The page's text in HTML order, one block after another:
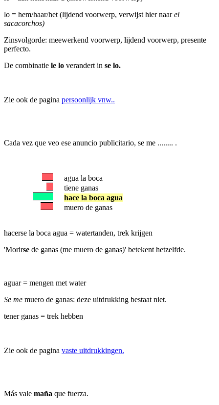
lo = hem/haar/het (lijdend voorwerp, verwijst hier naarel
sacacorchos)
Zinsvolgorde: meewerkend voorwerp, lijdend voorwerp, presente
perfecto.
De combinatie le lo verandert in se lo.
Zie ook de pagina persoonlijk vnw..
Cada vez que veo ese anuncio publicitario, se me ........ .
agua la boca
tiene ganas
hace la boca agua
muero de ganas
hacerse la boca agua = watertanden, trek krijgen
'Morirse de ganas (me muero de ganas)' betekent hetzelfde.
aguar = mengen met water
Se me muero de ganas: deze uitdrukking bestaat niet.
tener ganas = trek hebben
Zie ook de pagina vaste uitdrukkingen.
Más vale maña que fuerza.